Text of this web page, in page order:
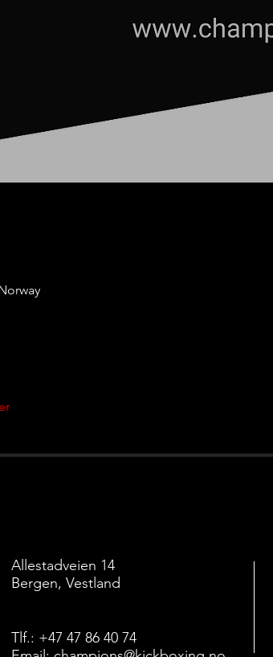
Allestadveien 14
Bergen, Vestland
Tlf.: +47 47 86 40 74